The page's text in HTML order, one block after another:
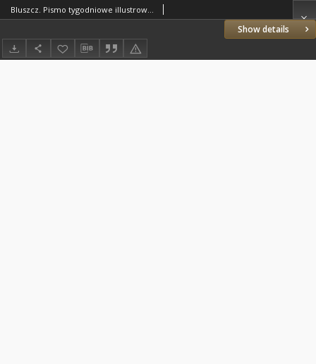
Show details
Bluszcz. Pismo tygodniowe illustrowane dla kobiet. 1882.07.21 (08.02) R.17 nr31